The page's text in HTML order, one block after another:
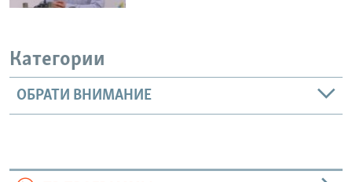
Категории
ОБРАТИ ВНИМАНИЕ